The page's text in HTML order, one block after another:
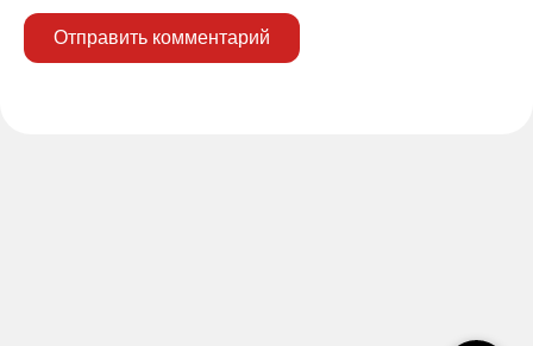
Отправить комментарий